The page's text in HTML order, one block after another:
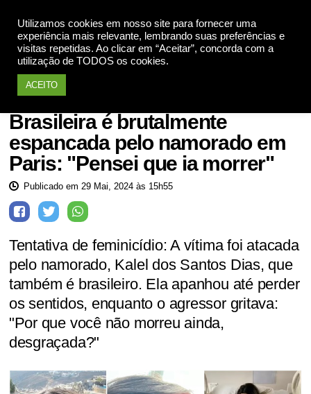
Utilizamos cookies em nosso site para fornecer uma
experiência mais relevante, lembrando suas preferências e
visitas repetidas. Ao clicar em “Aceitar”, concorda com a
utilização de TODOS os cookies.
ACEITO
Mulheres violadas
Brasileira é brutalmente
espancada pelo namorado em
Paris: "Pensei que ia morrer"
Publicado em 29 Mai, 2024 às 15h55
Tentativa de feminicídio: A vítima foi atacada
pelo namorado, Kalel dos Santos Dias, que
também é brasileiro. Ela apanhou até perder
os sentidos, enquanto o agressor gritava:
"Por que você não morreu ainda,
desgraçada?"